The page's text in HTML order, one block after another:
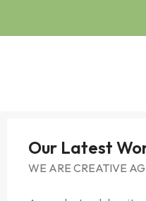
Our Latest
WE ARE CREATIVE